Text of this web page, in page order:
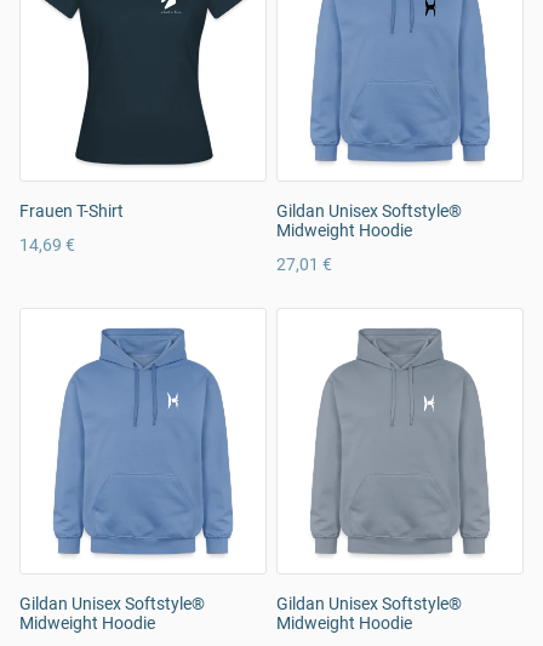
Frauen T-Shirt
14,69 €
Gildan Unisex Softstyle®
Midweight Hoodie
27,01 €
Gildan Unisex Softstyle®
Midweight Hoodie
Gildan Unisex Softstyle®
Midweight Hoodie